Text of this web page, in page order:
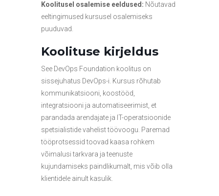
Koolitusel osalemise eeldused: Nõutavad
eeltingimused kursusel osalemiseks
puuduvad.
Koolituse kirjeldus
See DevOps Foundation koolitus on
sissejuhatus DevOps-i. Kursus rõhutab
kommunikatsiooni, koostööd,
integratsiooni ja automatiseerimist, et
parandada arendajate ja IT-operatsioonide
spetsialistide vahelist töövoogu. Paremad
tööprotsessid toovad kaasa rohkem
võimalusi tarkvara ja teenuste
kujundamiseks paindlikumalt, mis võib olla
klientidele ainult kasulik.